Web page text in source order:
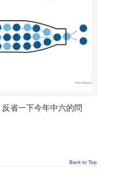
反省一下今年中六的問
Back to Top